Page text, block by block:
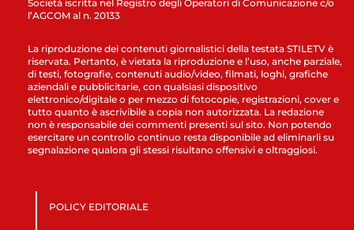
Società iscritta nel Registro degli Operatori di Comunicazione c/o
l’AGCOM al n. 20133
La riproduzione dei contenuti giornalistici della testata STILETV è
riservata. Pertanto, è vietata la riproduzione e l’uso, anche parziale,
di testi, fotografie, contenuti audio/video, filmati, loghi, grafiche
aziendali e pubblicitarie, con qualsiasi dispositivo
elettronico/digitale o per mezzo di fotocopie, registrazioni, cover e
tutto quanto è ascrivibile a copia non autorizzata. La redazione
non è responsabile dei commenti presenti sul sito. Non potendo
esercitare un controllo continuo resta disponibile ad eliminarli su
segnalazione qualora gli stessi risultano offensivi e oltraggiosi.
POLICY EDITORIALE